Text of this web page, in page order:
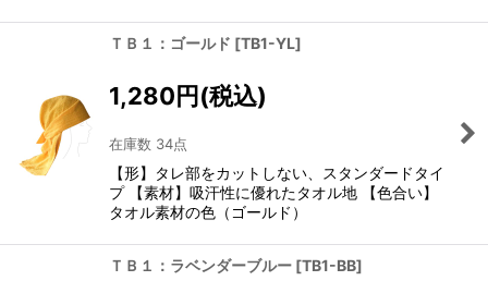
ＴＢ１：ゴールド [TB1-YL]
1,280円(税込)
在庫数 34点
【形】タレ部をカットしない、スタンダードタイ
プ 【素材】吸汗性に優れたタオル地 【色合い】
タオル素材の色（ゴールド）
ＴＢ１：ラベンダーブルー [TB1-BB]